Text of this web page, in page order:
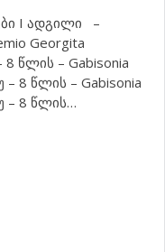
I ადგილი –
Georgita
წლის – Gabisonia
8 წლის – Gabisonia
– 8 წლის…